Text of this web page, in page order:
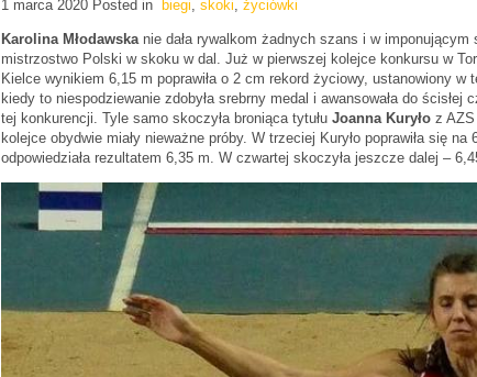
1 marca 2020 Posted in biegi, skoki, życiówki
Karolina Młodawskanie dała rywalkom żadnych szans i w imponującym
mistrzostwo Polski w skoku w dal. Już w pierwszej kolejce konkursu w
Kielce wynikiem 6,15 m poprawiła o 2 cm rekord życiowy, ustanowiony w
kiedy to niespodziewanie zdobyła srebrny medal i awansowała do ścisłej
tej konkurencji. Tyle samo skoczyła broniąca tytułu Joanna Kuryło z AZS
kolejce obydwie miały nieważne próby. W trzeciej Kuryło poprawiła się
odpowiedziała rezultatem 6,35 m. W czwartej skoczyła jeszcze dalej –